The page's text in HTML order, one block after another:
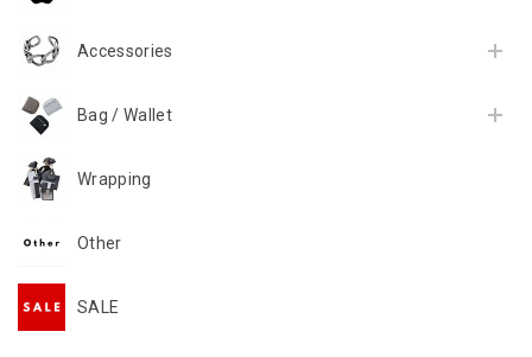
Accessories
Bag / Wallet
Wrapping
Other
SALE